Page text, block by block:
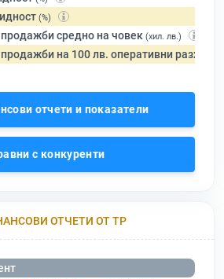
(%)
средно на човек (хил. лв.)
на 100 лв. оперативни разходи
отчети и показатели
с конкуренти
ОТЧЕТИ ОТ ТР